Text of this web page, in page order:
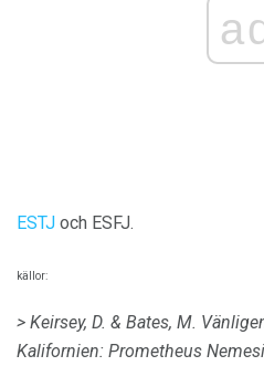
ESTJ och ESFJ.
källor:
> Keirsey, D. & Bates, M.
Kalifornien: Prometheus